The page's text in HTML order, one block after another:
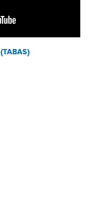
(TABAS)